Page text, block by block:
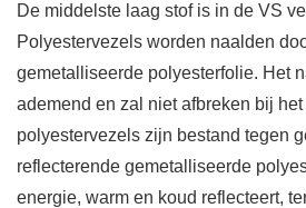
De middelste laag stof is in de VS
Polyestervezels worden naalden
gemetalliseerde polyesterfolie. Het
ademend en zal niet afbreken bij
polyestervezels zijn bestand tegen
reflecterende gemetalliseerde
energie, warm en koud reflecteert,